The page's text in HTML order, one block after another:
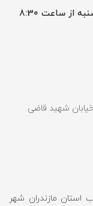
ساعت کار فروشگاه حضوری : شنبه تا پنج شنبه از ساعت 8:30
خیابان شهید قاضی
مازندران شهر